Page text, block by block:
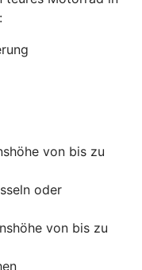
von bis zu
oder
von bis zu